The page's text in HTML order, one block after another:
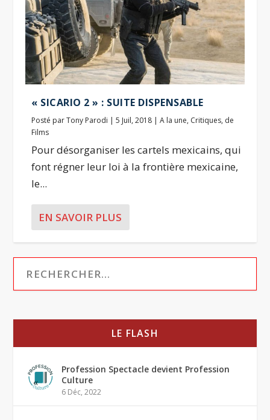
« SICARIO 2 » : SUITE DISPENSABLE
Posté parTony Parodi |5 Juil, 2018 |A la une, Critiques, de
Films
Pour désorganiser les cartels mexicains, qui
font régner leur loi à la frontière mexicaine,
le...
EN SAVOIR PLUS
LE FLASH
Profession Spectacle devient Profession
Culture
6 Déc, 2022